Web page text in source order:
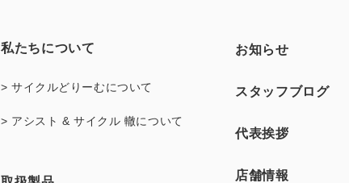
私たちについて
> サイクルどりーむについて
> アシスト & サイクル 轍について
お知らせ
スタッフブログ
代表挨拶
店舗情報